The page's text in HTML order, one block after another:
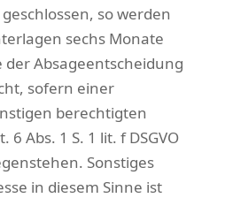
so werden
sechs Monate
Absageentscheidung
sofern einer
berechtigten
6 Abs. 1 S. 1 lit. f DSGVO
Sonstiges
in diesem Sinne ist